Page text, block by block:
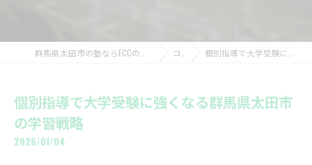
コラム 個別指導で大学受験に強くなる群馬県太田市の学習戦略
個別指導で大学受験に強くなる群馬県太田市
の学習戦略
2026/01/04